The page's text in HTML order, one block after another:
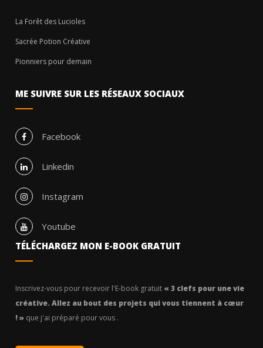
La Forêt des Lucioles
Sacrée Potion Créative
Pionniers pour demain
ME SUIVRE SUR LES RÉSEAUX SOCIAUX
Facebook
Linkedin
Instagram
Youtube
TÉLÉCHARGEZ MON E-BOOK GRATUIT
Inscrivez-vous pour recevoir l'E-book gratuit « 3 clefs pour une vie
créative. Allez au bout des projets qui vous tiennent à cœur
! » que j'ai préparé pour vous .